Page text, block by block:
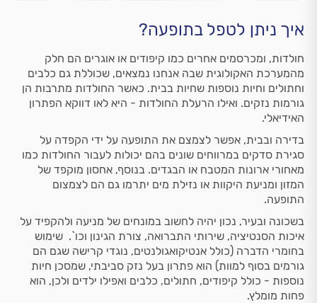
איך ניתן לטפל בתופעה?
חולדות, ומכרסמים אחרים כמו קיפודים או אוגרים הם חלק
מהמערכת האקולוגית שבה אנחנו נמצאים, שכוללת גם כלבים
וחתולים וחיות נוספות שחיות בבית. כאשר החולדות מתרבות הן
גורמות נזקים. ואילו הרעלת החולדות - היא לאו דווקא הפתרון
האידיאלי.
בדירה ובבית, אפשר לצמצם את התופעה על ידי הקפדה על
סגירת סדקים במרווחים שונים בהם יכולות לעבור החולדות כמו
מאחורי ארונות המטבח או הבגדים. בנוסף, אחסון מוקפד של
המזון ומניעת היקוות או נזילת מים יתרמו גם הם לצמצום
התופעה.
בשכונה ובעיר, נכון יהיה לחשוב במונחים של מניעה ולהקפיד על
איכות הסנטיציה, שירותי התברואה, צורת הגינון וכו`. שימוש
בחומרי הדברה (כולל אנטיקואגולנטים, נוגדי קרישה שגם הם
גורמים בסוף למוות) הוא פתרון בעל נזק סביבתי, שמסכן חיות
נוספות - כולל קיפודים, חתולים, כלבים ואפילו ילדים ולכן, הוא
פחות מומלץ.